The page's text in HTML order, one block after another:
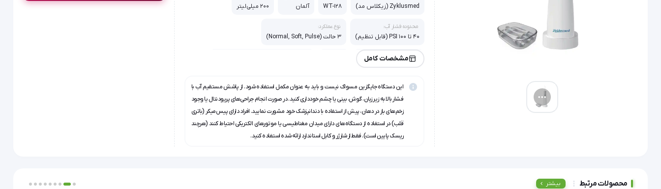
Zyklusmed (زیکلاس مد) WT-128 آلمان 200 میلی‌لیتر
محدوده فشار آب:
40 تا 100 PSI (قابل تنظیم)
نوع عملکرد:
3 حالت (Normal, Soft, Pulse)
منبع تغذیه:
باتری قابل شارژ (بی‌سیم)
مشخصات کامل
این دستگاه جایگزین مسواک نیست و باید به عنوان مکمل استفاده شود. از پاشش مستقیم آب با
فشار بالا به زیر زبان، گوش، بینی یا چشم خودداری کنید. در صورت انجام جراحی‌های پریودنتال یا وجود
زخم‌های باز در دهان، پیش از استفاده با دندانپزشک خود مشورت نمایید. افراد دارای پیس‌میکر (باتری
قلب) در استفاده از دستگاه‌های دارای میدان مغناطیسی یا موتورهای الکتریکی احتیاط کنند (هرچند
ریسک پایین است). فقط از شارژر و کابل استاندارد ارائه شده استفاده کنید.
محصولات مرتبط بیشتر